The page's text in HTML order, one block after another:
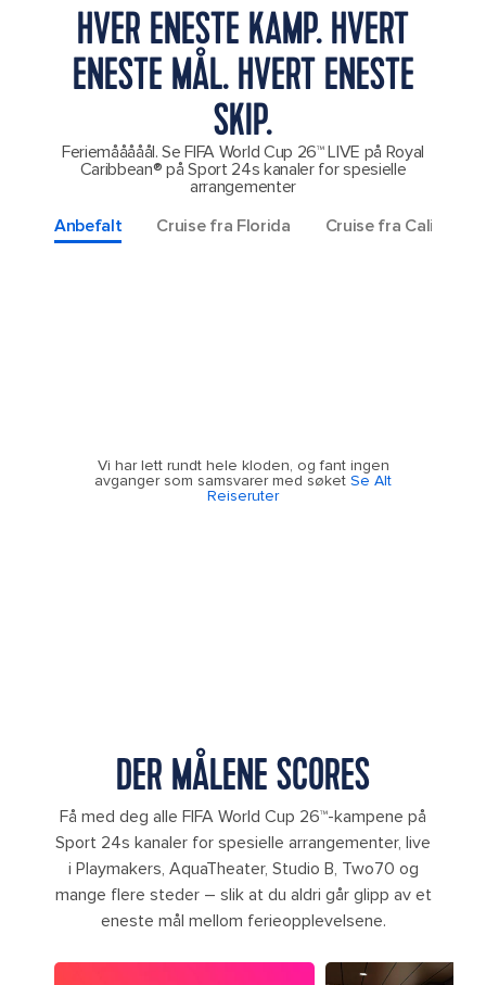
HVER ENESTE KAMP. HVERT
ENESTE MÅL. HVERT ENESTE
SKIP.
Feriemååååål. Se FIFA World Cup 26™ LIVE på Royal
Caribbean® på Sport 24s kanaler for spesielle
arrangementer
Anbefalt
Cruise fra Florida Cruise fra California
Vi har lett rundt hele kloden, og fant ingen
avganger som samsvarer med søket Se Alt
Reiseruter
DER MÅLENE SCORES
Få med deg alle FIFA World Cup 26™-kampene på
Sport 24s kanaler for spesielle arrangementer, live
i Playmakers, AquaTheater, Studio B, Two70 og
mange flere steder – slik at du aldri går glipp av et
eneste mål mellom ferieopplevelsene.